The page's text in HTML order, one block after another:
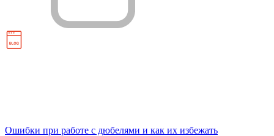
Ошибки при работе с дюбелями и как их избежать